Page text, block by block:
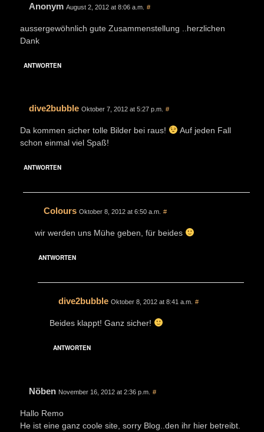
Anonym August 2, 2012 at 8:06 a.m. #
aussergewöhnlich gute Zusammenstellung ..herzlichen
Dank
ANTWORTEN
dive2bubble Oktober 7, 2012 at 5:27 p.m. #
Da kommen sicher tolle Bilder bei raus!
Auf jeden Fall
schon einmal viel Spaß!
ANTWORTEN
Colours Oktober 8, 2012 at 6:50 a.m. #
wir werden uns Mühe geben, für beides
ANTWORTEN
dive2bubble Oktober 8, 2012 at 8:41 a.m. #
Beides klappt! Ganz sicher!
ANTWORTEN
Nöben November 16, 2012 at 2:36 p.m. #
Hallo Remo
He ist eine ganz coole site, sorry Blog..den ihr hier betreibt.